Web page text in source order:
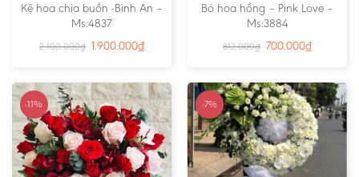
Kệ hoa chia buồn -Bình An –
Ms:4837
2.100.000₫ 1.900.000₫
Bó hoa hồng – Pink Love –
Ms:3884
812.000₫ 700.000₫
-11% -7%